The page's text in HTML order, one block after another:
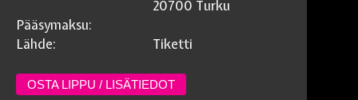
20700 Turku
Pääsymaksu:
Lähde:
Tiketti
OSTA LIPPU / LISÄTIEDOT